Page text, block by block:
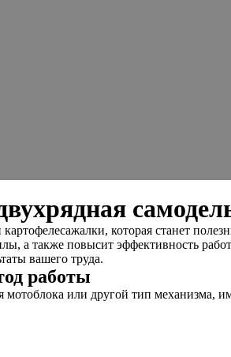
которая станет
а также повысит эффективность
вашего труда.
работы
мотоблока или другой тип